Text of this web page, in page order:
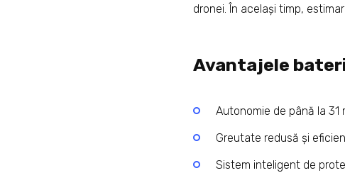
dronei. În același timp,
Avantajele
Autonomie de până la 31
Greutate redusă și
Sistem inteligent de